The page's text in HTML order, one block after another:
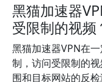
黑猫加速器
受限制的视频
黑猫加速器VPN在
制，访问受限制的
围和目标网站的反检